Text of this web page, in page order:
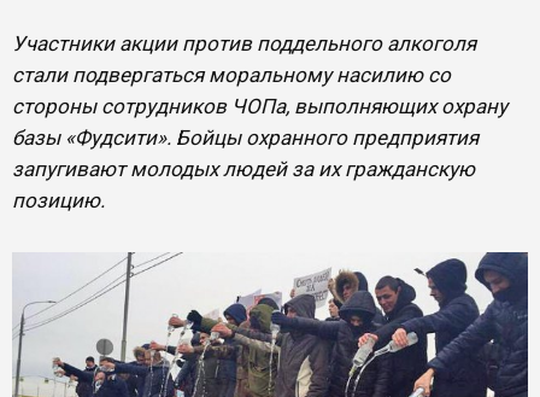
Участники акции против поддельного алкоголя
стали подвергаться моральному насилию со
стороны сотрудников ЧОПа, выполняющих охрану
базы «Фудсити». Бойцы охранного предприятия
запугивают молодых людей за их гражданскую
позицию.